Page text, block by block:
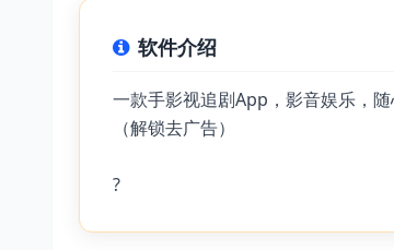
软件介绍
一款手影视追剧App，影音娱乐，
（解锁去广告）
?